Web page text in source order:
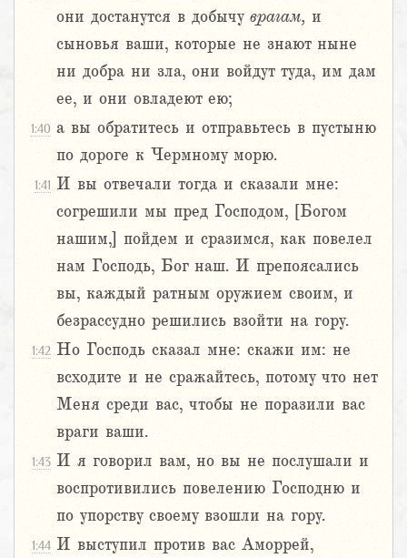
они достанутся в добычу врагам, и
сыновья ваши, которые не знают ныне
ни добра ни зла, они войдут туда, им дам
ее, и они овладеют ею;
1:40 а вы обратитесь и отправьтесь в пустыню
по дороге к Чермному морю.
1:41 И вы отвечали тогда и сказали мне:
согрешили мы пред Господом, [Богом
нашим,] пойдем и сразимся, как повелел
нам Господь, Бог наш. И препоясались
вы, каждый ратным оружием своим, и
безрассудно решились взойти на гору.
1:42 Но Господь сказал мне: скажи им: не
всходите и не сражайтесь, потому что нет
Меня среди вас, чтобы не поразили вас
враги ваши.
1:43 И я говорил вам, но вы не послушали и
воспротивились повелению Господню и
по упорству своему взошли на гору.
1:44 И выступил против вас Аморрей,